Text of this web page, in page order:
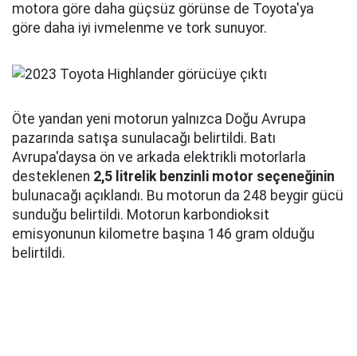
motora göre daha güçsüz görünse de Toyota'ya
göre daha iyi ivmelenme ve tork sunuyor.
Öte yandan yeni motorun yalnızca Doğu Avrupa
pazarında satışa sunulacağı belirtildi. Batı
Avrupa'daysa ön ve arkada elektrikli motorlarla
desteklenen 2,5 litrelik benzinli motor seçeneğinin
bulunacağı açıklandı. Bu motorun da 248 beygir gücü
sunduğu belirtildi. Motorun karbondioksit
emisyonunun kilometre başına 146 gram olduğu
belirtildi.